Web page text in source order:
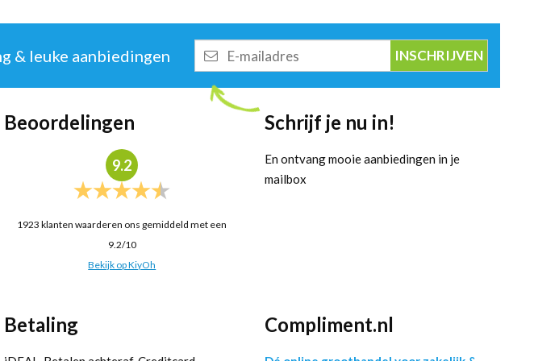
& leuke aanbiedingen
mailadres
Beoordelingen
9.2
1923 klanten waarderen ons gemiddeld met een
9.2/10
Bekijk op KiyOh
Schrijf je nu in!
En ontvang mooie aanbiedingen in je
mailbox
Betaling Compliment.nl